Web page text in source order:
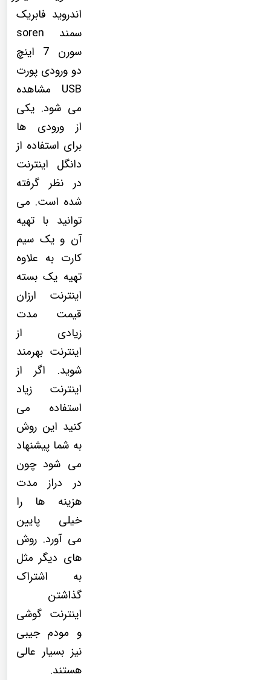
اندروید فابریک
سمند soren
سورن 7 اینچ
دو ورودی پورت
USB مشاهده
می شود. یکی
از ورودی ها
برای استفاده از
دانگل اینترنت
در نظر گرفته
شده است. می
توانید با تهیه
آن و یک سیم
کارت به علاوه
تهیه یک بسته
اینترنت ارزان
قیمت مدت
زیادی از
اینترنت بهرمند
شوید. اگر از
اینترنت زیاد
استفاده می
کنید این روش
به شما پیشنهاد
می شود چون
در دراز مدت
هزینه ها را
خیلی پایین
می آورد. روش
های دیگر مثل
به اشتراک
گذاشتن
اینترنت گوشی
و مودم جیبی
نیز بسیار عالی
هستند.